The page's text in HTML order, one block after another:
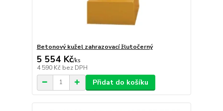
Betonový kužel zahrazovací žlutočerný
5 554 Kč/ks
4 590 Kč bez DPH
Přidat do košíku